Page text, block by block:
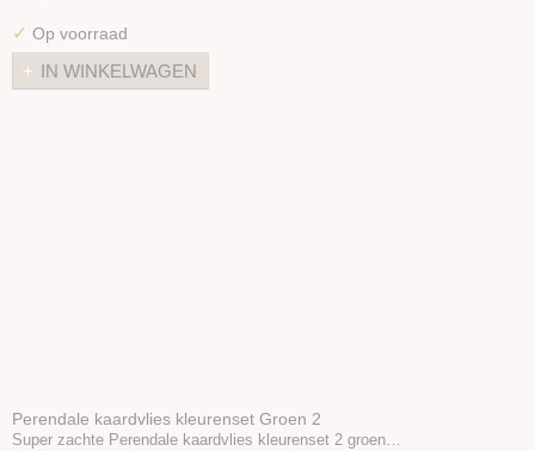
✓ Op voorraad
IN WINKELWAGEN
Perendale kaardvlies kleurenset Groen 2
Super zachte Perendale kaardvlies kleurenset 2 groen…